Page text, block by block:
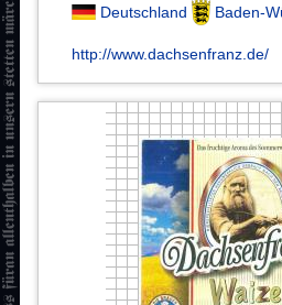
Deutschland
Baden-
http://www.dachsenfranz.de/